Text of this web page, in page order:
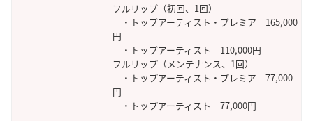
フルリップ（初回、1回）
・トップアーティスト・プレミア 165,000
円
・トップアーティスト 110,000円
フルリップ（メンテナンス、1回）
・トップアーティスト・プレミア 77,000
円
・トップアーティスト 77,000円